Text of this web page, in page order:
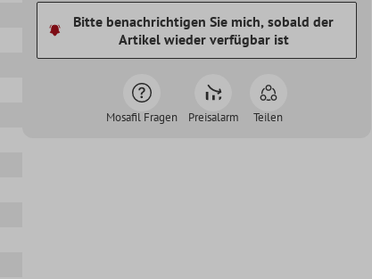
Bitte benachrichtigen Sie mich, sobald der
Artikel wieder verfügbar ist
Mosafil Fragen Preisalarm Teilen